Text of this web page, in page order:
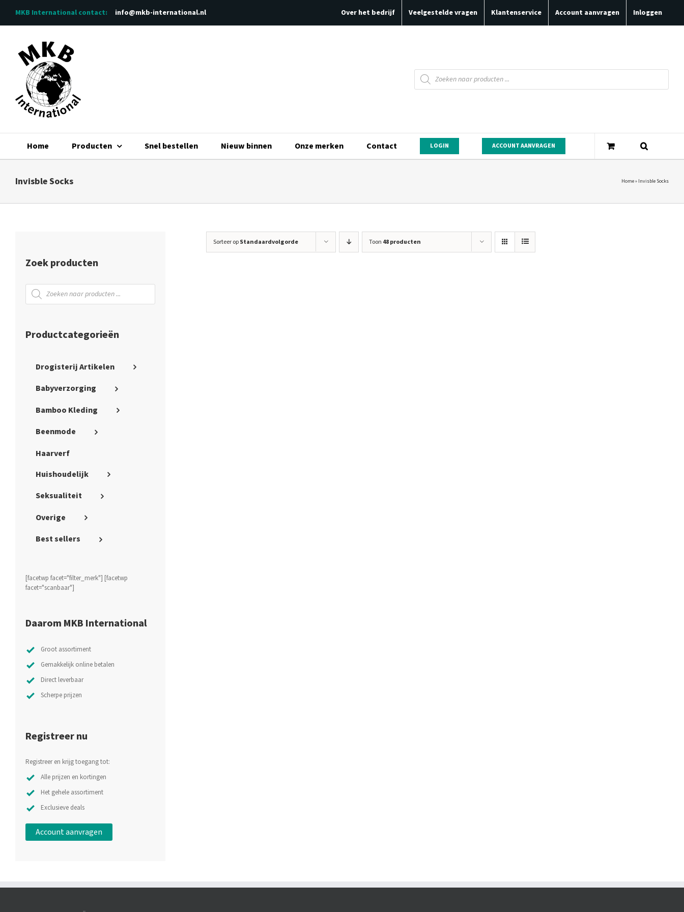
inhoud
MKB International contact: info@mkb-international.nl Over het bedrijf Veelgestelde vragen Klantenservice Account aanvragen Inloggen
Producten
zoeken
Home Producten Snel bestellen Nieuw binnen Onze merken Contact LOGIN ACCOUNT AANVRAGEN
Invisble Socks Home» Invisble Socks
Sorteer opStandaardvolgorde Toon 48 producten
Zoek producten
Producten
zoeken
Productcategorieën
Drogisterij Artikelen
Babyverzorging
Bamboo Kleding
Beenmode
Haarverf
Huishoudelijk
Seksualiteit
Overige
Best sellers
[facetwp facet="filter_merk"] [facetwp
facet="scanbaar"]
Daarom MKB International
Groot assortiment
Gemakkelijk online betalen
Direct leverbaar
Scherpe prijzen
Registreer nu
Registreer en krijg toegang tot:
Alle prijzen en kortingen
Het gehele assortiment
Exclusieve deals
Account aanvragen